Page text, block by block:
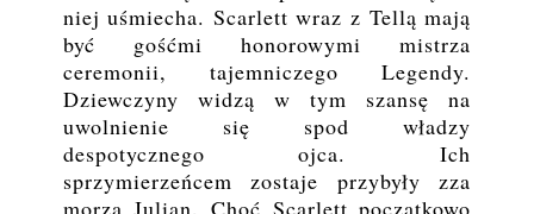
niej uśmiecha. Scarlett wraz z Tellą mają
być gośćmi honorowymi mistrza
ceremonii, tajemniczego Legendy.
Dziewczyny widzą w tym szansę na
uwolnienie się spod władzy
despotycznego ojca. Ich
sprzymierzeńcem zostaje przybyły zza
morza Julian. Choć Scarlett początkowo